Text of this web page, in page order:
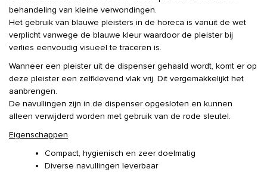
behandeling van kleine verwondingen.
Het gebruik van blauwe pleisters in de horeca is vanuit de wet
verplicht vanwege de blauwe kleur waardoor de pleister bij
verlies eenvoudig visueel te traceren is.
Wanneer een pleister uit de dispenser gehaald wordt, komt er op
deze pleister een zelfklevend vlak vrij. Dit vergemakkelijkt het
aanbrengen.
De navullingen zijn in de dispenser opgesloten en kunnen
alleen verwijderd worden met gebruik van de rode sleutel.
Eigenschappen
Compact, hygienisch en zeer doelmatig
Diverse navullingen leverbaar